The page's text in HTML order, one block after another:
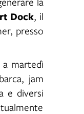
Dock, il
presso
a martedì
jam
e diversi